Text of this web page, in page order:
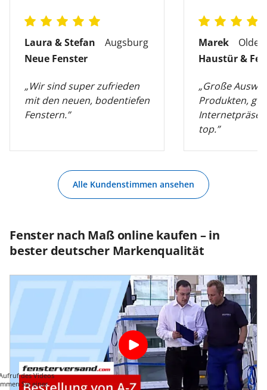
Laura & Stefan
Augsburg
Neue Fenster
„Wir sind super zufrieden
mit den neuen, bodentiefen
Fenstern.”
Marek
Haustür &
„Große
Produkten,
top.”
Alle Kundenstimmen ansehen
Fenster nach Maß online kaufen – in
bester deutscher Markenqualität
des Videos
Sie einer